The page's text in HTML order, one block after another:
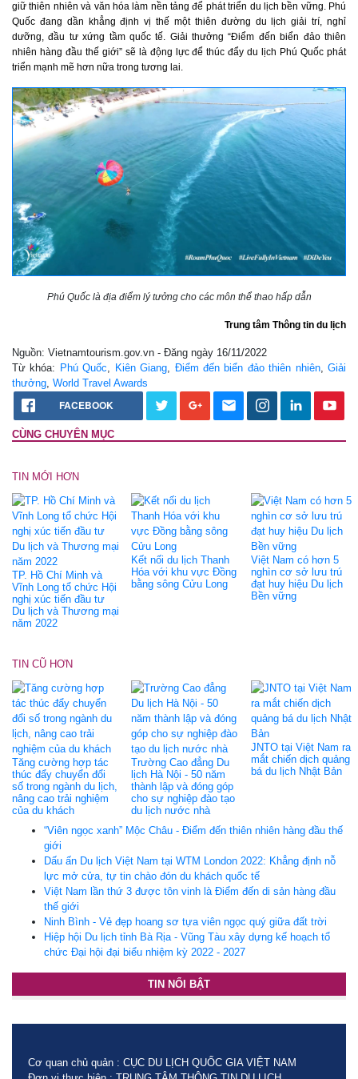
giữ thiên nhiên và văn hóa làm nền tảng để phát triển du lịch bền vững. Phú
Quốc đang dần khẳng định vị thế một thiên đường du lịch giải trí, nghỉ
dưỡng, đầu tư xứng tầm quốc tế. Giải thưởng “Điểm đến biển đảo thiên
nhiên hàng đầu thế giới” sẽ là động lực để thúc đẩy du lịch Phú Quốc phát
triển mạnh mẽ hơn nữa trong tương lai.
Phú Quốc là địa điểm lý tưởng cho các môn thể thao hấp dẫn
Trung tâm Thông tin du lịch
Nguồn: Vietnamtourism.gov.vn - Đăng ngày 16/11/2022
Từ khóa: Phú Quốc, Kiên Giang, Điểm đến biển đảo thiên nhiên,Giải
thưởng, World Travel Awards
FACEBOOK
CÙNG CHUYÊN MỤC
TIN MỚI HƠN
TP. Hồ Chí Minh và
Vĩnh Long tổ chức Hội
nghị xúc tiến đầu tư
Du lịch và Thương mại
năm 2022
Kết nối du lịch Thanh
Hóa với khu vực Đồng
bằng sông Cửu Long
Việt Nam có hơn 5
nghìn cơ sở lưu trú
đạt huy hiệu Du lịch
Bền vững
TIN CŨ HƠN
Tăng cường hợp tác
thúc đẩy chuyển đổi
số trong ngành du lịch,
nâng cao trải nghiệm
của du khách
Trường Cao đẳng Du
lịch Hà Nội - 50 năm
thành lập và đóng góp
cho sự nghiệp đào tạo
du lịch nước nhà
JNTO tại Việt Nam ra
mắt chiến dịch quảng
bá du lịch Nhật Bản
“Viên ngọc xanh” Mộc Châu - Điểm đến thiên nhiên hàng đầu thế
giới
Dấu ấn Du lịch Việt Nam tại WTM London 2022: Khẳng định nỗ
lực mở cửa, tự tin chào đón du khách quốc tế
Việt Nam lần thứ 3 được tôn vinh là Điểm đến di sản hàng đầu
thế giới
Ninh Bình - Vẻ đẹp hoang sơ tựa viên ngọc quý giữa đất trời
Hiệp hội Du lịch tỉnh Bà Rịa - Vũng Tàu xây dựng kế hoạch tổ
chức Đại hội đại biểu nhiệm kỳ 2022 - 2027
TIN NỔI BẬT
Cơ quan chủ quản : CỤC DU LỊCH QUỐC GIA VIỆT NAM